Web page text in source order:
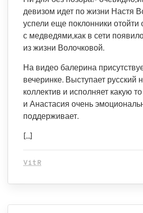
девизом идет по жизни Настя
успели еще поклонники отойти
с медведями,как в сети
из жизни Волочковой.
На видео балерина
вечеринке. Выступает русский
коллектив и исполняет какую
и Анастасия очень
поддерживает.
[…]
VitR